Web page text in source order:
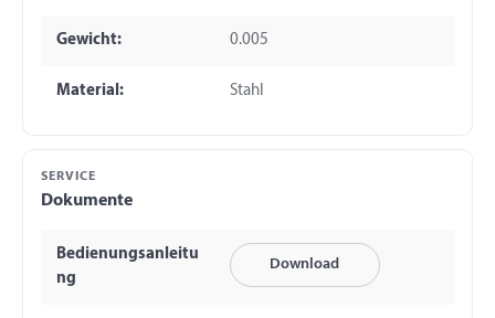
Gewicht: 0.005
Material: Stahl
SERVICE
Dokumente
Bedienungsanleitu
ng
Download